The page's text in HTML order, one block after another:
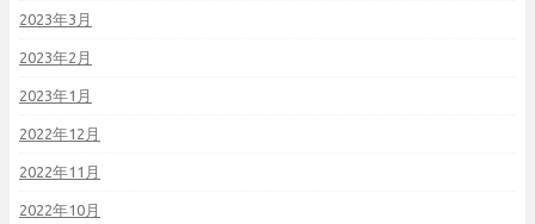
2023年3月
2023年2月
2023年1月
2022年12月
2022年11月
2022年10月